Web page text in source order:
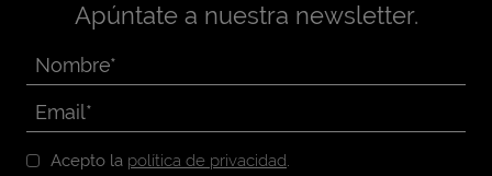
Apúntate a nuestra newsletter.
Acepto la política de privacidad.